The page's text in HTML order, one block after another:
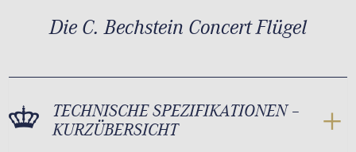
Die C. Bechstein Concert Flügel
TECHNISCHE SPEZIFIKATIONEN –
KURZÜBERSICHT